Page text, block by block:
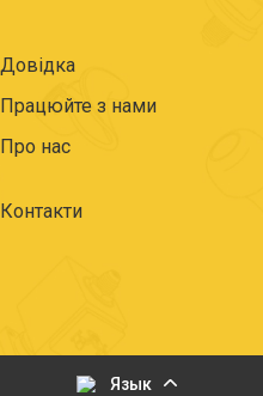
Довідка
Працюйте з нами
Про нас
Контакти
Язык